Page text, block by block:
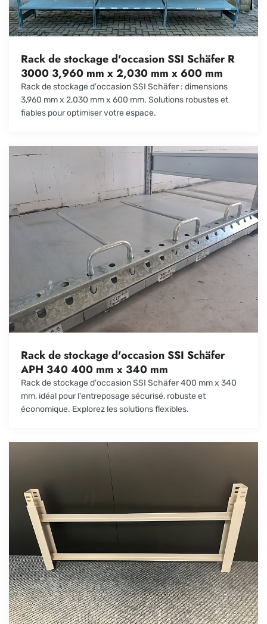
Rack de stockage d'occasion SSI Schäfer R
3000 3,960 mm x 2,030 mm x 600 mm
Rack de stockage d'occasion SSI Schäfer : dimensions
3,960 mm x 2,030 mm x 600 mm. Solutions robustes et
fiables pour optimiser votre espace.
Rack de stockage d'occasion SSI Schäfer
APH 340 400 mm x 340 mm
Rack de stockage d'occasion SSI Schäfer 400 mm x 340
mm, idéal pour l'entreposage sécurisé, robuste et
économique. Explorez les solutions flexibles.